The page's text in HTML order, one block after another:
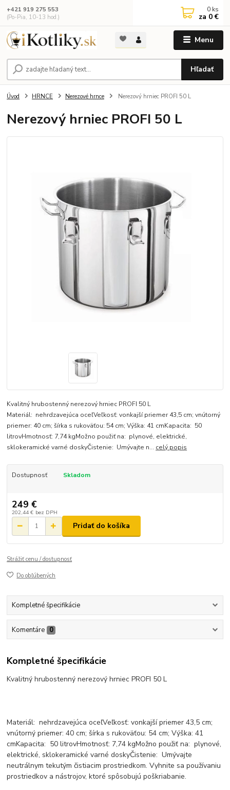
Menu
Hľadať
+421 919 275 553
(Po-Pia, 10-13 hod.)
0 ks
za 0 €
Úvod HRNCE Nerezové hrnce Nerezový hrniec PROFI 50 L
Nerezový hrniec PROFI 50 L
Kvalitný hrubostenný nerezový hrniec PROFI 50 L
Materiál: nehrdzavejúca oceľVeľkosť: vonkajší priemer 43,5 cm; vnútorný
priemer: 40 cm; šírka s rukoväťou: 54 cm; Výška: 41 cmKapacita: 50
litrovHmotnosť: 7,74 kgMožno použiť na: plynové, elektrické,
sklokeramické varné doskyČistenie: Umývajte n... celý popis
Dostupnosť Skladom
249 €
202,44 € bez DPH
Pridať do košíka
Strážiť cenu / dostupnosť
Do obľúbených
Kompletné špecifikácie
Komentáre 0
Kompletné špecifikácie
Kvalitný hrubostenný nerezový hrniec PROFI 50 L
Materiál: nehrdzavejúca oceľVeľkosť: vonkajší priemer 43,5 cm;
vnútorný priemer: 40 cm; šírka s rukoväťou: 54 cm; Výška: 41
cmKapacita: 50 litrovHmotnosť: 7,74 kgMožno použiť na: plynové,
elektrické, sklokeramické varné doskyČistenie: Umývajte
neutrálnym tekutým čistiacim prostriedkom. Vyhnite sa používaniu
prostriedkov a nástrojov, ktoré spôsobujú poškriabanie.